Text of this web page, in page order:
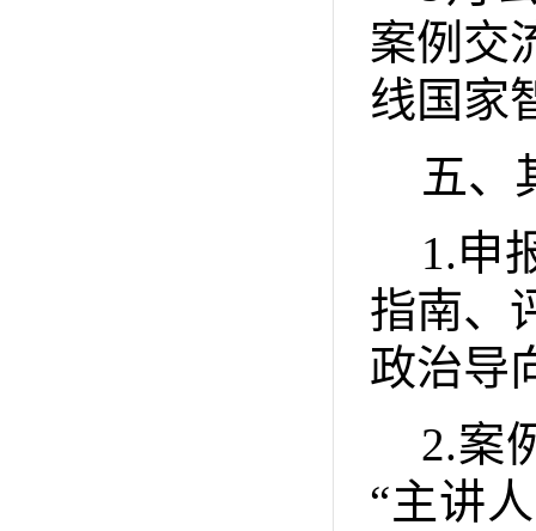
案例交
线国家
五、
1.申
指南、
政治导
2.案
“主讲